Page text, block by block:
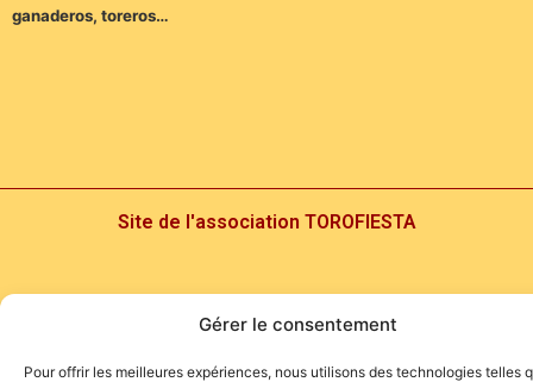
Gérer le consentement
Pour offrir les meilleures expériences, nous utilisons des technologies telles
ganaderos, toreros…
Site de l'association TOROFIESTA